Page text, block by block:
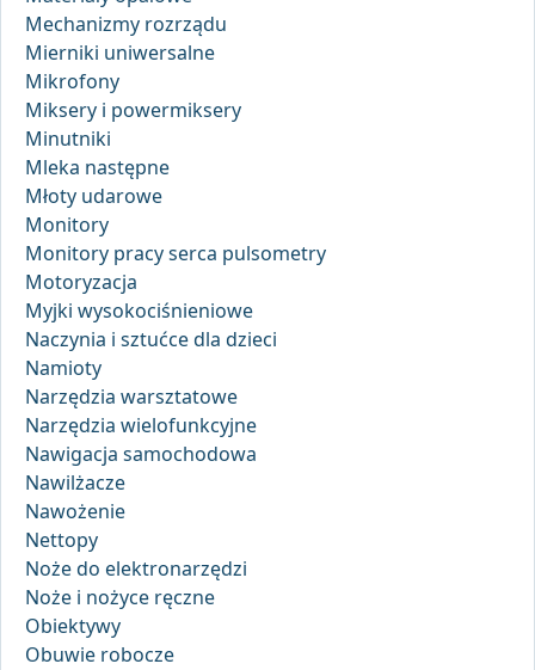
Mechanizmy rozrządu
Mierniki uniwersalne
Mikrofony
Miksery i powermiksery
Minutniki
Mleka następne
Młoty udarowe
Monitory
Monitory pracy serca pulsometry
Motoryzacja
Myjki wysokociśnieniowe
Naczynia i sztućce dla dzieci
Namioty
Narzędzia warsztatowe
Narzędzia wielofunkcyjne
Nawigacja samochodowa
Nawilżacze
Nawożenie
Nettopy
Noże do elektronarzędzi
Noże i nożyce ręczne
Obiektywy
Obuwie robocze